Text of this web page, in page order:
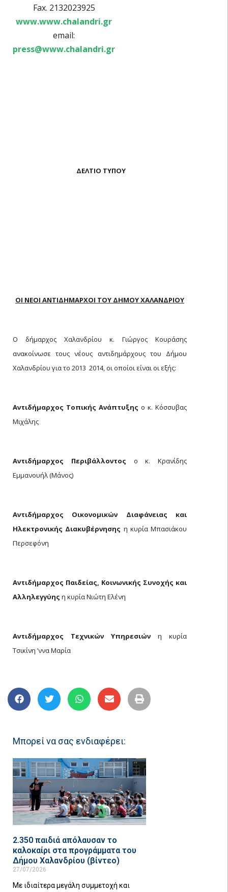
Fax. 2132023925
www.www.chalandri.gr
email:
press@www.chalandri.gr
ΔΕΛΤΙΟ ΤΥΠΟΥ
ΟΙ ΝΕΟΙ ΑΝΤΙΔΗΜΑΡΧΟΙ ΤΟΥ ΔΗΜΟΥ ΧΑΛΑΝΔΡΙΟΥ
Ο δήμαρχος Χαλανδρίου κ. Γιώργος Κουράσης
ανακοίνωσε τους νέους αντιδημάρχους του Δήμου
Χαλανδρίου για το 2013  2014, οι οποίοι είναι οι εξής:
Αντιδήμαρχος Τοπικής Ανάπτυξης ο κ. Κόσσυβας
Μιχάλης
Αντιδήμαρχος Περιβάλλοντος ο κ. Κρανίδης
Εμμανουήλ (Μάνος)
Αντιδήμαρχος Οικονομικών Διαφάνειας και
Ηλεκτρονικής Διακυβέρνησης η κυρία Μπασιάκου
Περσεφόνη
Αντιδήμαρχος Παιδείας, Κοινωνικής Συνοχής και
Αλληλεγγύης η κυρία Νιώτη Ελένη
Αντιδήμαρχος Τεχνικών Υπηρεσιών η κυρία
Τσικίνη ʼννα Μαρία
Μπορεί να σας ενδιαφέρει:
2.350 παιδιά απόλαυσαν το
καλοκαίρι στα προγράμματα του
Δήμου Χαλανδρίου (βίντεο)
27/07/2026
Με ιδιαίτερα μεγάλη συμμετοχή και